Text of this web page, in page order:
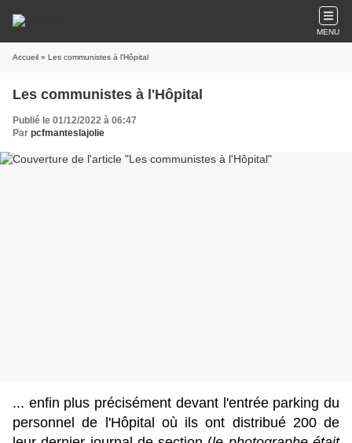
MENU
Accueil » Les communistes à l'Hôpital
Les communistes à l'Hôpital
Publié le 01/12/2022 à 06:47
Par pcfmanteslajolie
... enfin plus précisément devant l'entrée parking du
personnel de l'Hôpital où ils ont distribué 200 de